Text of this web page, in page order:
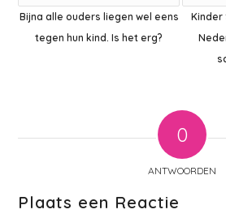
Bijna alle ouders liegen wel eens
tegen hun kind. Is het erg?
Kinder
0
ANTWOORDEN
Plaats een Reactie